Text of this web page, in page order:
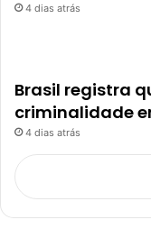
4 dias atrás
Brasil registra
criminalidade
4 dias atrás